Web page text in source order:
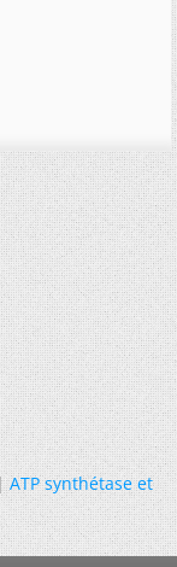
ATP synthétase et